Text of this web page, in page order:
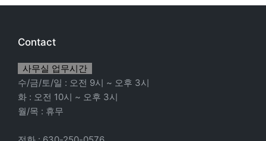
Contact
사무실 업무시간
수/금/토/일 : 오전 9시 ~ 오후 3시
화 : 오전 10시 ~ 오후 3시
월/목 : 휴무